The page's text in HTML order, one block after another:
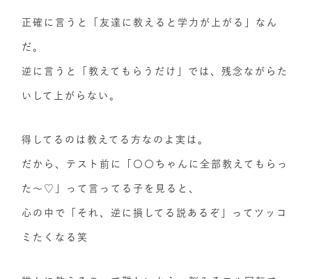
正確に言うと「友達に教えると学力が上がる」なん
だ。
逆に言うと「教えてもらうだけ」では、残念ながらた
いして上がらない。
得してるのは教えてる方なのよ実は。
だから、テスト前に「〇〇ちゃんに全部教えてもらっ
た～♡」って言ってる子を見ると、
心の中で「それ、逆に損してる説あるぞ」ってツッコ
ミたくなる笑